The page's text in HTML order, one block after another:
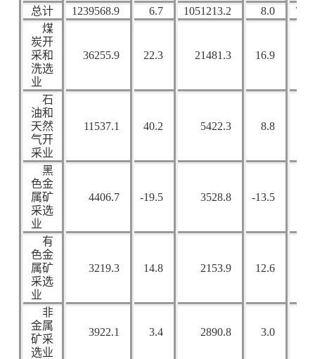
总计
1239568.9 6.7 1051213.2 8.0
煤
炭开
采和
洗选
业
36255.9 22.3 21481.3 16.9
石
油和
天然
气开
采业
11537.1 40.2 5422.3 8.8
黑
色金
属矿
采选
业
4406.7 -19.5 3528.8 -13.5
有
色金
属矿
采选
业
3219.3 14.8 2153.9 12.6
非
金属
矿采
选业
3922.1 3.4 2890.8 3.0